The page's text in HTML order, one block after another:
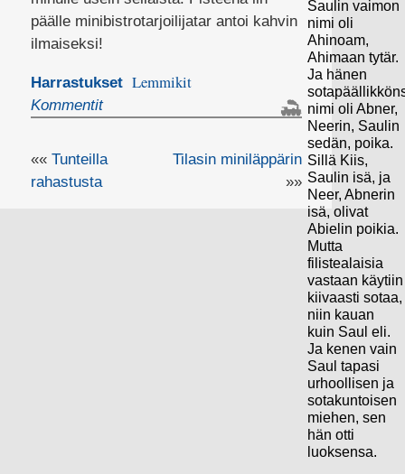
päälle minibistrotarjoilijatar antoi kahvin
ilmaiseksi!
Harrastukset Lemmikit
Kommentit
«« Tunteilla
rahastusta
Tilasin miniläppärin
»»
Saulin vaimon
nimi oli
Ahinoam,
Ahimaan tytär.
Ja hänen
nimi oli Abner,
Neerin, Saulin
sedän, poika.
Sillä Kiis,
Saulin isä, ja
Neer, Abnerin
isä, olivat
Abielin poikia.
Mutta
filistealaisia
vastaan käytiin
kiivaasti sotaa,
niin kauan
kuin Saul eli.
Ja kenen vain
Saul tapasi
urhoollisen ja
sotakuntoisen
miehen, sen
hän otti
luoksensa.